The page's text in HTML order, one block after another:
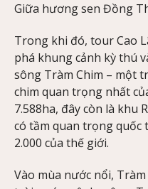
Giữa hương sen Đồng
Trong khi đó, tour Cao
phá khung cảnh kỳ thú
sông Tràm Chim – một
chim quan trọng nhất
7.588ha, đây còn là khu
có tầm quan trọng quốc
2.000 của thế giới.
Vào mùa nước nổi,